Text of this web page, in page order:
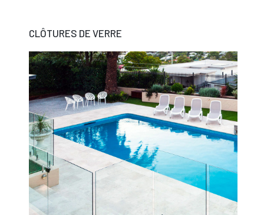
CLÔTURES DE VERRE